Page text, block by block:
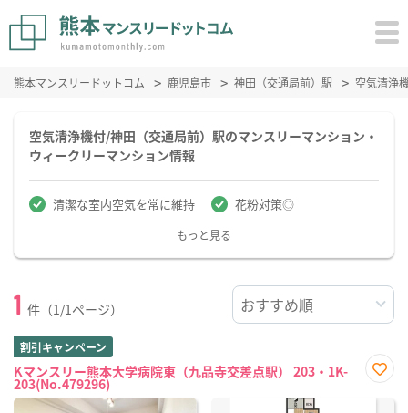
熊本マンスリードットコム 鹿児島市 神田（交通局前）駅 空気清浄
空気清浄機付/神田（交通局前）駅のマンスリーマンション・
ウィークリーマンション情報
清潔な室内空気を常に維持 花粉対策◎
もっと見る
1 件（1/1ページ）
割引キャンペーン
Kマンスリー熊本大学病院東（九品寺交差点駅） 203・1K-
203(No.479296)
に入